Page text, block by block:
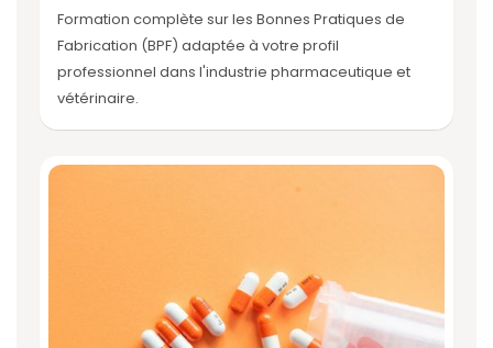
Formation complète sur les Bonnes Pratiques de
Fabrication (BPF) adaptée à votre profil
professionnel dans l'industrie pharmaceutique et
vétérinaire.